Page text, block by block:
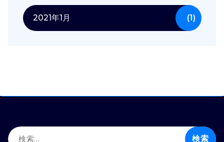
2021年1月 (1)
検